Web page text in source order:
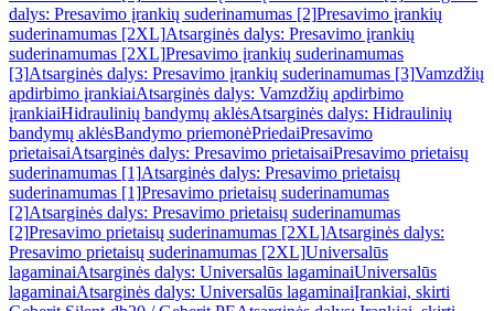
dalys: Presavimo įrankių suderinamumas [2]Presavimo įrankių
suderinamumas [2XL]Atsarginės dalys: Presavimo įrankių
suderinamumas [2XL]Presavimo įrankių suderinamumas
[3]Atsarginės dalys: Presavimo įrankių suderinamumas [3]Vamzdžių
apdirbimo įrankiaiAtsarginės dalys: Vamzdžių apdirbimo
įrankiaiHidraulinių bandymų aklėsAtsarginės dalys: Hidraulinių
bandymų aklėsBandymo priemonėPriedaiPresavimo
prietaisaiAtsarginės dalys: Presavimo prietaisaiPresavimo prietaisų
suderinamumas [1]Atsarginės dalys: Presavimo prietaisų
suderinamumas [1]Presavimo prietaisų suderinamumas
[2]Atsarginės dalys: Presavimo prietaisų suderinamumas
[2]Presavimo prietaisų suderinamumas [2XL]Atsarginės dalys:
Presavimo prietaisų suderinamumas [2XL]Universalūs
lagaminaiAtsarginės dalys: Universalūs lagaminaiUniversalūs
lagaminaiAtsarginės dalys: Universalūs lagaminaiĮrankiai, skirti